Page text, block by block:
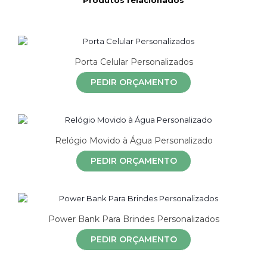
Porta Celular Personalizados
PEDIR ORÇAMENTO
Relógio Movido à Água Personalizado
PEDIR ORÇAMENTO
Power Bank Para Brindes Personalizados
PEDIR ORÇAMENTO